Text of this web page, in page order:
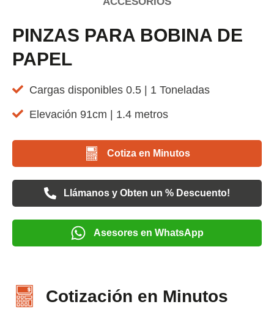
PINZAS PARA BOBINA DE
PAPEL
Cargas disponibles 0.5 | 1 Toneladas
Elevación 91cm | 1.4 metros
Cotiza en Minutos
Llámanos y Obten un % Descuento!
Asesores en WhatsApp
Cotización en Minutos